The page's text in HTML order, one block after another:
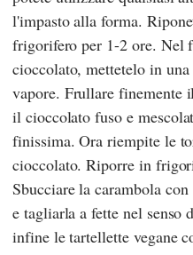
l'impasto alla forma.
frigorifero per 1-2 ore. Nel
cioccolato, mettetelo in
vapore. Frullare finemente
il cioccolato fuso e
finissima. Ora riempite le
cioccolato. Riporre in
Sbucciare la carambola
e tagliarla a fette nel senso
infine le tartellette vegane